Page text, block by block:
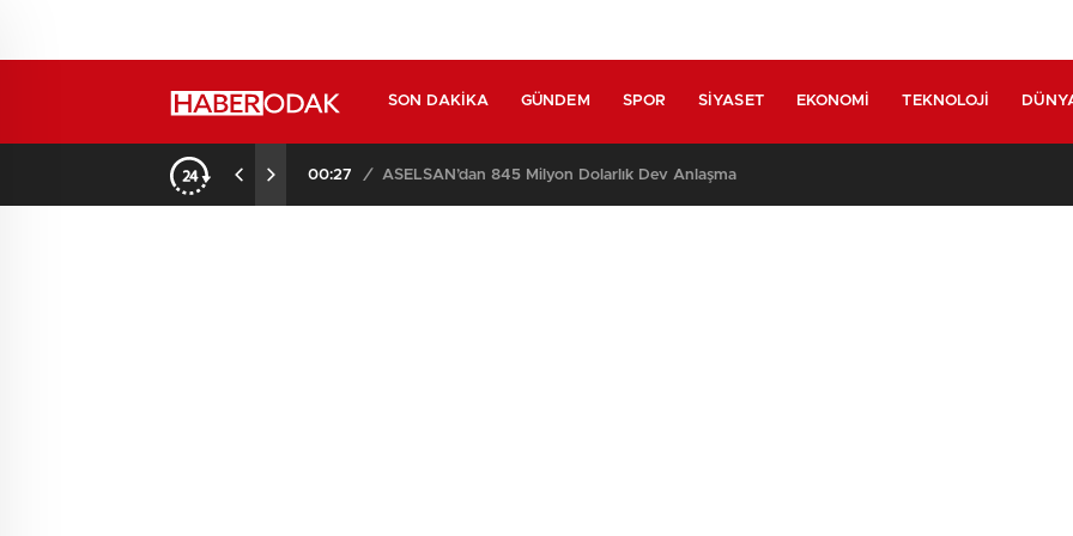
SON DAKIKA GÜNDEM SPOR SIYASET EKONOMI TEKNOLOJI
00:27 / ASELSAN’dan 845 Milyon Dolarlık Dev Anlaşma